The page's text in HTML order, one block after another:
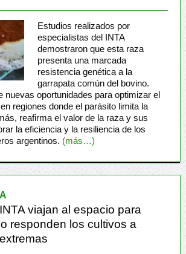
Estudios realizados por
especialistas del INTA
demostraron que esta raza
presenta una marcada
resistencia genética a la
garrapata común del bovino.
nuevas oportunidades para optimizar el
regiones donde el parásito limita la
reafirma el valor de la raza y sus
la eficiencia y la resiliencia de los
argentinos. (más…)
viajan al espacio para
responden los cultivos a